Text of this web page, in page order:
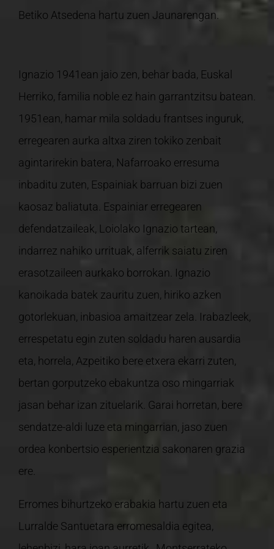
Betiko Atsedena hartu zuen Jaunarengan.
Ignazio 1941ean jaio zen, behar bada, Euskal
Herriko, familia noble ez hain garrantzitsu batean.
1951ean, hamar mila soldadu frantses inguruk,
erregearen aurka altxa ziren tokiko zenbait
agintarirekin batera, Nafarroako erresuma
inbaditu zuten, Espainiak barruan bizi zuen
kaosaz baliatuta. Espainiar erregearen
defendatzaileak, Loiolako Ignazio tartean,
indarrez nahiko urrituak, alferrik saiatu ziren
erasotzaileen aurkako borrokan. Ignazio
kanoikada batek zauritu zuen, hiriko azken
gotorlekuan, inbasioa amaitzear zela. Irabazleek,
errespetatu egin zuten soldadu haren ausardia
eta, horrela, Azpeitiko bere etxera ekarri zuten,
bertan gorputzeko ebakuntza oso mingarriak
jasan behar izan zituelarik. Garai horretan, bere
sendatze-aldi luze eta mingarrian, jaso zuen
ordea konbertsio esperientzia sakonaren grazia
ere.
Erromes bihurtzeko erabakia hartu zuen eta
Lurralde Santuetara erromesaldia egitea,